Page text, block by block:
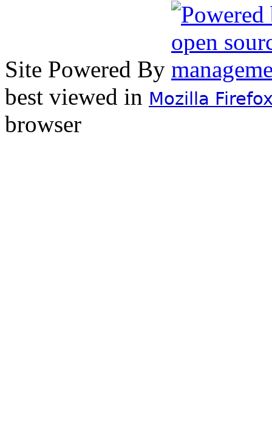
Site Powered By
best viewed in Mozilla
browser